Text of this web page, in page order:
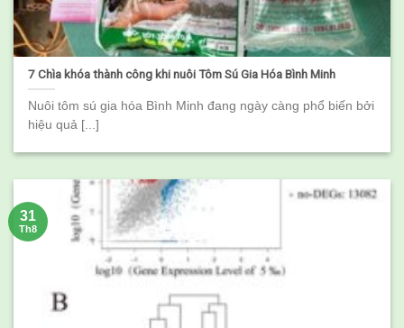
7 Chìa khóa thành công khi nuôi Tôm Sú Gia Hóa Bình Minh
Nuôi tôm sú gia hóa Bình Minh đang ngày càng phổ biến bởi
hiệu quả [...]
31
Th8